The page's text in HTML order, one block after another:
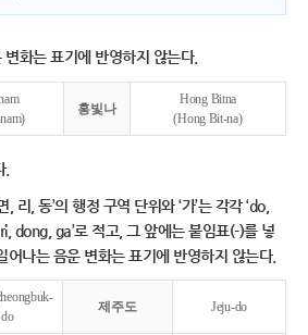
화는 표기에 반영하지 않는다.
홍빛나
Hong Bitna
(Hong Bit-na)
.
, 리, 동’의 행정 구역 단위와 ‘가’는 각각 ‘do,
dong, ga’로 적고, 그 앞에는 붙임표(-)를 넣
나는 음운 변화는 표기에 반영하지 않는다.
do
제주도 Jeju-do